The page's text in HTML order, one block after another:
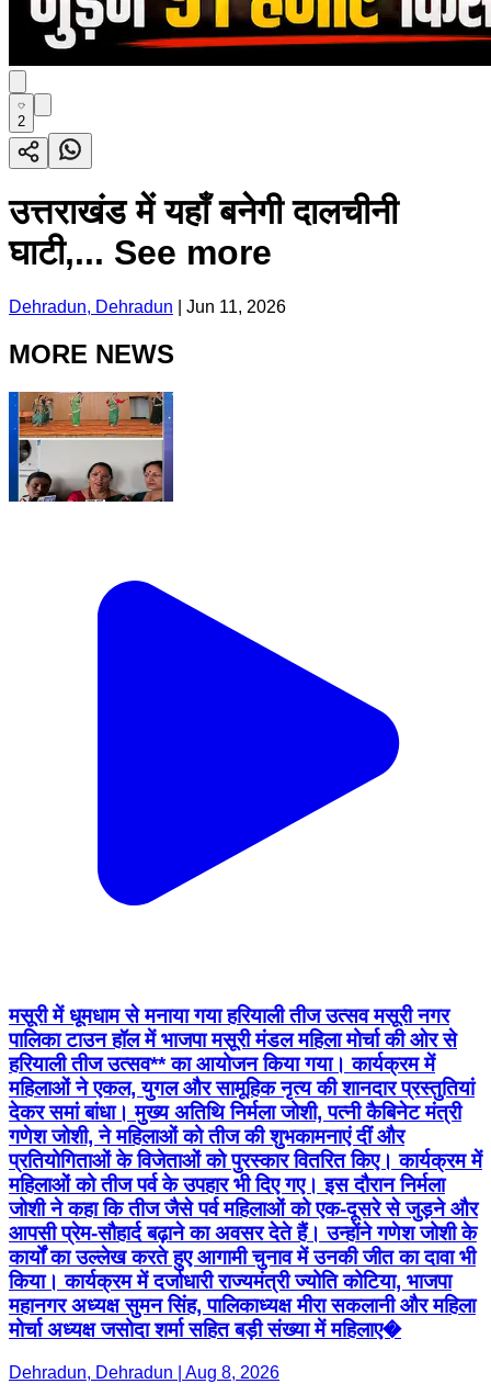
2
उत्तराखंड में यहाँ बनेगी दालचीनी
घाटी,... See more
Dehradun, Dehradun Jun 11, 2026
MORE NEWS
मसूरी में धूमधाम से मनाया गया हरियाली तीज उत्सव मसूरी नगर
पालिका टाउन हॉल में भाजपा मसूरी मंडल महिला मोर्चा की ओर से
हरियाली तीज उत्सव** का आयोजन किया गया। कार्यक्रम में
महिलाओं ने एकल, युगल और सामूहिक नृत्य की शानदार प्रस्तुतियां
देकर समां बांधा। मुख्य अतिथि निर्मला जोशी, पत्नी कैबिनेट मंत्री
गणेश जोशी, ने महिलाओं को तीज की शुभकामनाएं दीं और
प्रतियोगिताओं के विजेताओं को पुरस्कार वितरित किए। कार्यक्रम में
महिलाओं को तीज पर्व के उपहार भी दिए गए। इस दौरान निर्मला
जोशी ने कहा कि तीज जैसे पर्व महिलाओं को एक-दूसरे से जुड़ने और
आपसी प्रेम-सौहार्द बढ़ाने का अवसर देते हैं। उन्होंने गणेश जोशी के
कार्यों का उल्लेख करते हुए आगामी चुनाव में उनकी जीत का दावा भी
किया। कार्यक्रम में दर्जाधारी राज्यमंत्री ज्योति कोटिया, भाजपा
महानगर अध्यक्ष सुमन सिंह, पालिकाध्यक्ष मीरा सकलानी और महिला
मोर्चा अध्यक्ष जसोदा शर्मा सहित बड़ी संख्या में महिलाए�
Dehradun, Dehradun | Aug 8, 2026